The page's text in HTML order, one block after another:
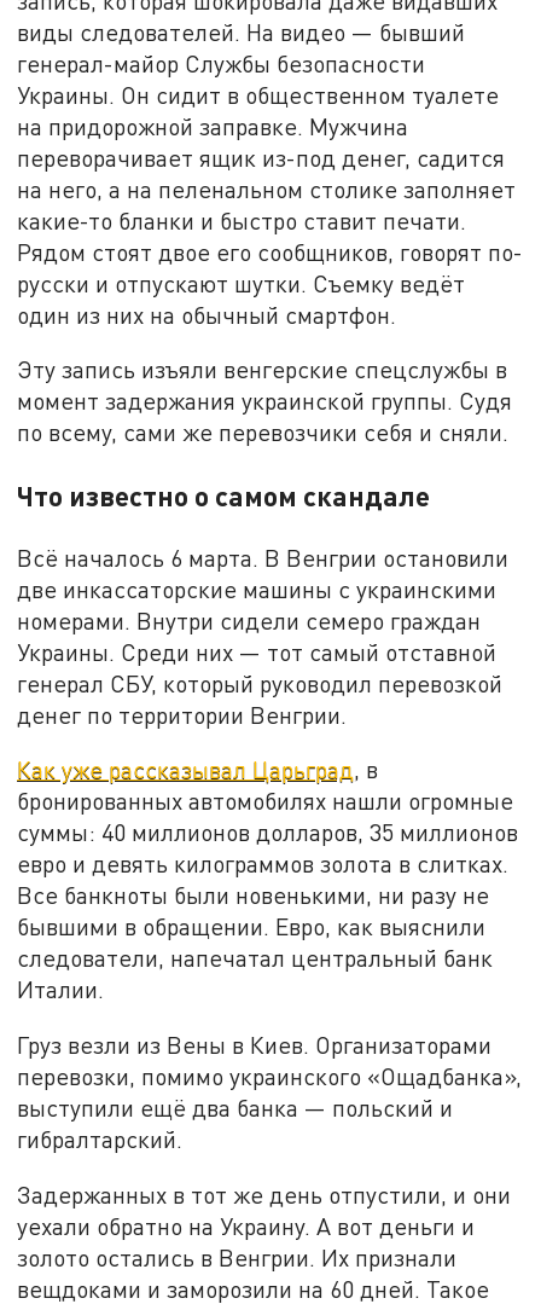
виды следователей. На видео — бывший
генерал-майор Службы безопасности
Украины. Он сидит в общественном туалете
на придорожной заправке. Мужчина
переворачивает ящик из-под денег, садится
на него, а на пеленальном столике заполняет
какие-то бланки и быстро ставит печати.
Рядом стоят двое его сообщников, говорят по-
русски и отпускают шутки. Съемку ведёт
один из них на обычный смартфон.
Эту запись изъяли венгерские спецслужбы в
момент задержания украинской группы. Судя
по всему, сами же перевозчики себя и сняли.
Что известно о самом скандале
Всё началось 6 марта. В Венгрии остановили
две инкассаторские машины с украинскими
номерами. Внутри сидели семеро граждан
Украины. Среди них — тот самый отставной
генерал СБУ, который руководил перевозкой
денег по территории Венгрии.
Как уже рассказывал Царьград, в
бронированных автомобилях нашли огромные
суммы: 40 миллионов долларов, 35 миллионов
евро и девять килограммов золота в слитках.
Все банкноты были новенькими, ни разу не
бывшими в обращении. Евро, как выяснили
следователи, напечатал центральный банк
Италии.
Груз везли из Вены в Киев. Организаторами
перевозки, помимо украинского «Ощадбанка»,
выступили ещё два банка — польский и
гибралтарский.
Задержанных в тот же день отпустили, и они
уехали обратно на Украину. А вот деньги и
золото остались в Венгрии. Их признали
вещдоками и заморозили на 60 дней. Такое